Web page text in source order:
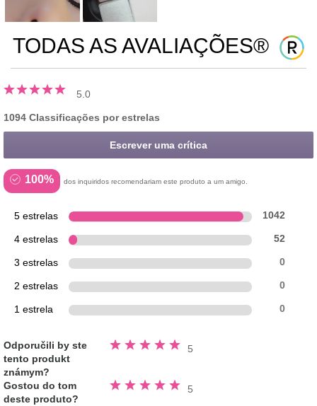
TODAS AS AVALIAÇÕES®
5.0
1094 Classificações por estrelas
Escrever uma crítica
100% dos inquiridos recomendariam este produto a um amigo.
5 estrelas 1042
4 estrelas 52
3 estrelas 0
2 estrelas 0
1 estrela 0
Odporučili by ste
tento produkt
známym?
5
Avaliado
5.0
estrelas
Gostou do tom
deste produto?
5
Avaliado
5.0